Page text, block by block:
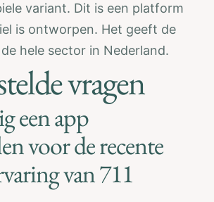
variant. Dit is een platform
is ontworpen. Het geeft de
hele sector in Nederland.
vragen
een app
voor de recente
van 711